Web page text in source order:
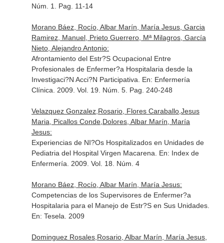
Núm. 1. Pag. 11-14
Morano Báez, Rocío, Albar Marín, María Jesus, Garcia
Ramirez, Manuel, Prieto Guerrero, Mª Milagros, García
Nieto, Alejandro Antonio:
Afrontamiento del Estr?S Ocupacional Entre
Profesionales de Enfermer?a Hospitalaria desde la
Investigaci?N Acci?N Participativa. En: Enfermería
Clínica . 2009. Vol. 19. Núm. 5. Pag. 240-248
Velazquez Gonzalez,Rosario, Flores Caraballo,Jesus
Maria, Picallos Conde,Dolores, Albar Marín, María
Jesus:
Experiencias de NI?Os Hospitalizados en Unidades de
Pediatria del Hospital Virgen Macarena. En: Index de
Enfermería . 2009. Vol. 18. Núm. 4
Morano Báez, Rocío, Albar Marín, María Jesus:
Competencias de los Supervisores de Enfermer?a
Hospitalaria para el Manejo de Estr?S en Sus Unidades.
En: Tesela . 2009
Dominguez Rosales,Rosario, Albar Marín, María Jesus,